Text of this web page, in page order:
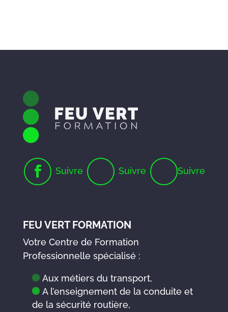
Suivre Suivre Suivre
FEU VERT FORMATION
Votre Centre de Formation
Professionnelle spécialisé :
Aux métiers du transport,
A l’enseignement de la conduite et
de la sécurité routière,